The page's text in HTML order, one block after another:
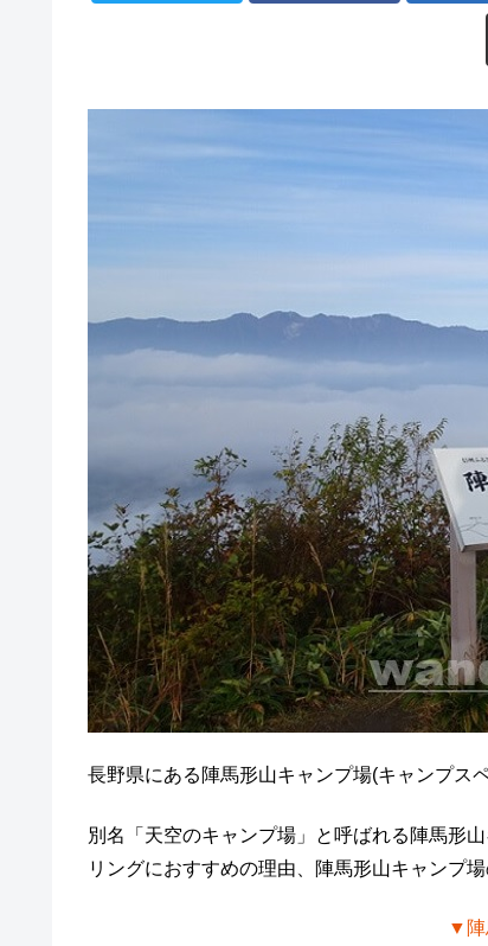
長野県にある陣馬形山キャンプ場(キャンプス
別名「天空のキャンプ場」と呼ばれる陣馬形
リングにおすすめの理由、陣馬形山キャンプ
▼陣